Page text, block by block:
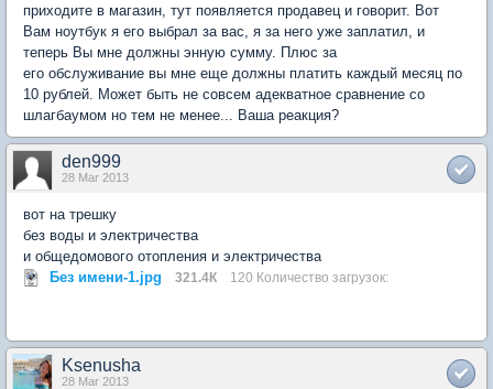
приходите в магазин, тут появляется продавец и говорит. Вот
Вам ноутбук я его выбрал за вас, я за него уже заплатил, и
теперь Вы мне должны энную сумму. Плюс за
его обслуживание вы мне еще должны платить каждый месяц по
10 рублей. Может быть не совсем адекватное сравнение со
шлагбаумом но тем не менее... Ваша реакция?
den999
28 Mar 2013
вот на трешку
без воды и электричества
и общедомового отопления и электричества
Без имени-1.jpg
321.4К 120 Количество загрузок:
Ksenusha
28 Mar 2013